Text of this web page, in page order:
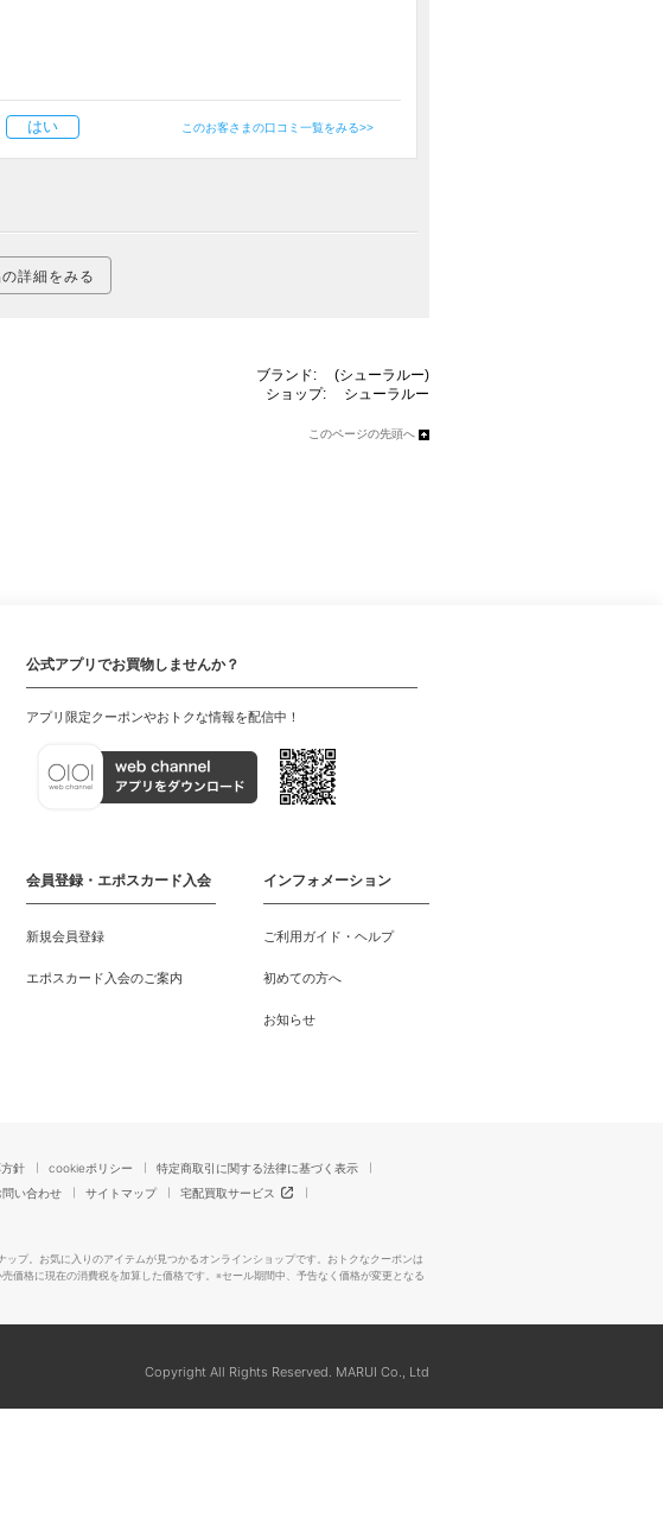
はい このお客さまの口コミ一覧をみる>>
詳細をみる
ブランド: (シューラルー)
ショップ: シューラルー
このページの先頭へ
公式アプリでお買物しませんか？
アプリ限定クーポンやおトクな情報を配信中！
会員登録・エポスカード入会
新規会員登録
エポスカード入会のご案内
インフォメーション
ご利用ガイド・ヘルプ
初めての方へ
お知らせ
針 cookieポリシー
特定商取引に関する法律に基づく表示
い合わせ サイトマップ
宅配買取サービス
プ。お気に入りのアイテムが見つかるオンラインショップです。おトクなクーポンは
価格に現在の消費税を加算した価格です。※セール期間中、予告なく価格が変更となる
Copyright All Rights Reserved. MARUI Co., Ltd